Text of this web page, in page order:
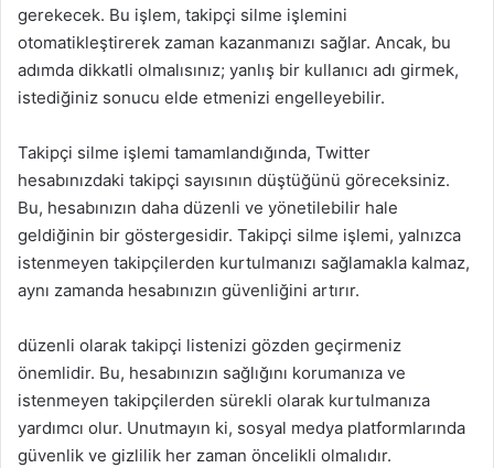
gerekecek. Bu işlem, takipçi silme işlemini
otomatikleştirerek zaman kazanmanızı sağlar. Ancak, bu
adımda dikkatli olmalısınız; yanlış bir kullanıcı adı girmek,
istediğiniz sonucu elde etmenizi engelleyebilir.
Takipçi silme işlemi tamamlandığında, Twitter
hesabınızdaki takipçi sayısının düştüğünü göreceksiniz.
Bu, hesabınızın daha düzenli ve yönetilebilir hale
geldiğinin bir göstergesidir. Takipçi silme işlemi, yalnızca
istenmeyen takipçilerden kurtulmanızı sağlamakla kalmaz,
aynı zamanda hesabınızın güvenliğini artırır.
düzenli olarak takipçi listenizi gözden geçirmeniz
önemlidir. Bu, hesabınızın sağlığını korumanıza ve
istenmeyen takipçilerden sürekli olarak kurtulmanıza
yardımcı olur. Unutmayın ki, sosyal medya platformlarında
güvenlik ve gizlilik her zaman öncelikli olmalıdır.